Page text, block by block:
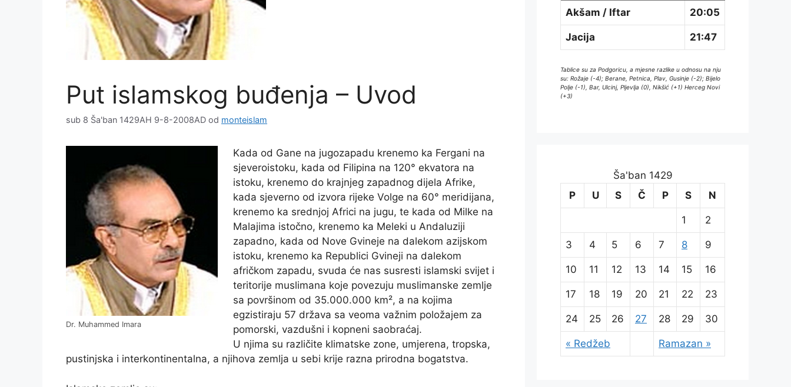
Put islamskog buđenja – Uvod
sub 8 Ša'ban 1429AH 9-8-2008AD od monteislam
Dr. Muhammed Imara
Kada od Gane na jugozapadu krenemo ka Fergani na
sjeveroistoku, kada od Filipina na 120° ekvatora na
istoku, krenemo do krajnjeg zapadnog dijela Afrike,
kada sjeverno od izvora rijeke Volge na 60° meridijana,
krenemo ka srednjoj Africi na jugu, te kada od Milke na
Malajima istočno, krenemo ka Meleki u Andaluziji
zapadno, kada od Nove Gvineje na dalekom azijskom
istoku, krenemo ka Republici Gvineji na dalekom
afričkom zapadu, svuda će nas susresti islamski svijet i
teritorije muslimana koje povezuju muslimanske zemlje
sa površinom od 35.000.000 km², a na kojima
egzistiraju 57 država sa veoma važnim položajem za
pomorski, vazdušni i kopneni saobraćaj.
U njima su različite klimatske zone, umjerena, tropska,
pustinjska i interkontinentalna, a njihova zemlja u sebi krije razna prirodna bogatstva.
Akšam / Iftar 20:05
Jacija 21:47
Tablice su za Podgoricu, a mjesne razlike u odnosu na nju
su: Rožaje (-4); Berane, Petnica, Plav, Gusinje (-2); Bijelo
Polje (-1), Bar, Ulcinj, Pljevlja (0), Nikšić (+1) Herceg Novi
(+3)
Ša'ban 1429
P
U S Č P S N
« Redžeb Ramazan »
1 2
3 4 5 6 7 8 9
10 11 12 13 14 15 16
17 18 19 20 21 22 23
24 25 26 27 28 29 30